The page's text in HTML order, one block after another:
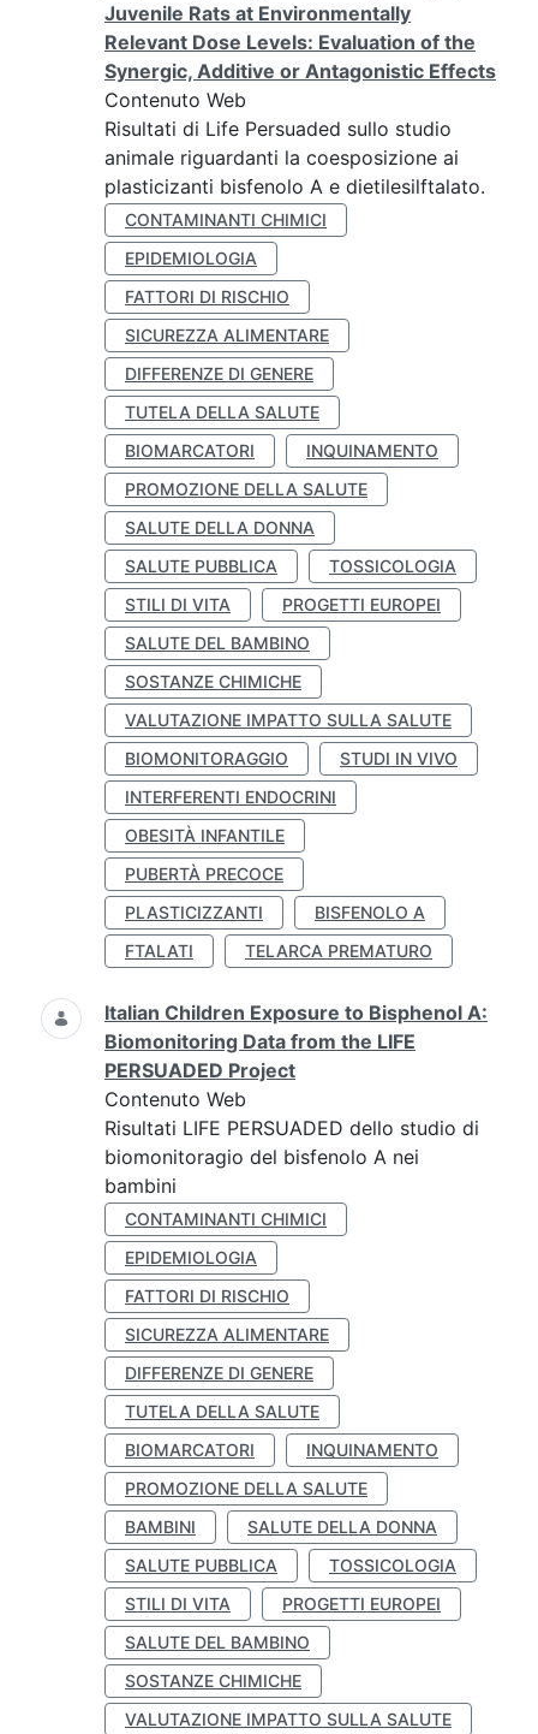
Juvenile Rats at Environmentally
Relevant Dose Levels: Evaluation of the
Synergic, Additive or Antagonistic Effects
Contenuto Web
Risultati di Life Persuaded sullo studio
animale riguardanti la coesposizione ai
plasticizanti bisfenolo A e dietilesilftalato.
CONTAMINANTI CHIMICI
EPIDEMIOLOGIA
FATTORI DI RISCHIO
SICUREZZA ALIMENTARE
DIFFERENZE DI GENERE
TUTELA DELLA SALUTE
BIOMARCATORI
INQUINAMENTO
PROMOZIONE DELLA SALUTE
SALUTE DELLA DONNA
SALUTE PUBBLICA
TOSSICOLOGIA
STILI DI VITA
PROGETTI EUROPEI
SALUTE DEL BAMBINO
SOSTANZE CHIMICHE
VALUTAZIONE IMPATTO SULLA SALUTE
BIOMONITORAGGIO
STUDI IN VIVO
INTERFERENTI ENDOCRINI
OBESITÀ INFANTILE
PUBERTÀ PRECOCE
PLASTICIZZANTI
BISFENOLO A
FTALATI
TELARCA PREMATURO
Italian Children Exposure to Bisphenol A:
Biomonitoring Data from the LIFE
PERSUADED Project
Contenuto Web
Risultati LIFE PERSUADED dello studio di
biomonitoragio del bisfenolo A nei
bambini
CONTAMINANTI CHIMICI
EPIDEMIOLOGIA
FATTORI DI RISCHIO
SICUREZZA ALIMENTARE
DIFFERENZE DI GENERE
TUTELA DELLA SALUTE
BIOMARCATORI
INQUINAMENTO
PROMOZIONE DELLA SALUTE
BAMBINI
SALUTE DELLA DONNA
SALUTE PUBBLICA
TOSSICOLOGIA
STILI DI VITA
PROGETTI EUROPEI
SALUTE DEL BAMBINO
SOSTANZE CHIMICHE
VALUTAZIONE IMPATTO SULLA SALUTE